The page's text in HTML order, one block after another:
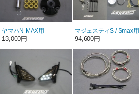
ヤマハN-MAX用
LEVEL10RACINGハイス
13,000円
マジェスティS / Smax用
ビッグヘッドキット
94,600円